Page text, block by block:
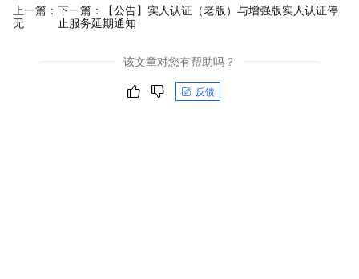
上一篇：
无
下一篇：
【公告】实人认证（老版）与增强版实人认证停
止服务延期通知
该文章对您有帮助吗？
反馈